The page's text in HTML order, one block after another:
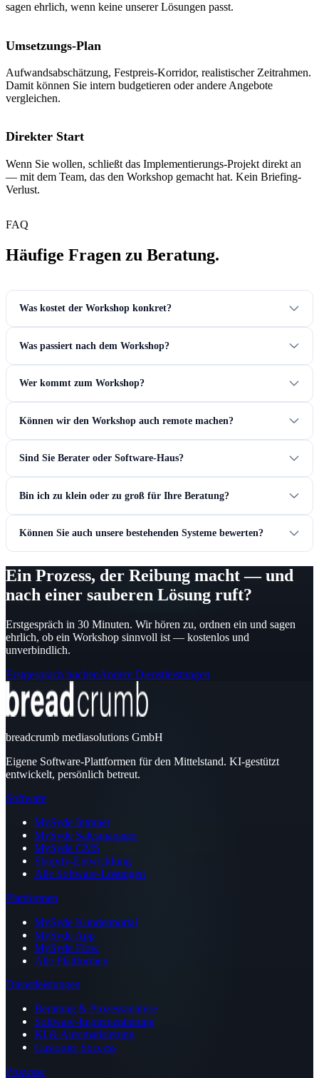
sagen ehrlich, wenn keine unserer Lösungen passt.
Umsetzungs-Plan
Aufwandsabschätzung, Festpreis-Korridor, realistischer Zeitrahmen.
Damit können Sie intern budgetieren oder andere Angebote
vergleichen.
Direkter Start
Wenn Sie wollen, schließt das Implementierungs-Projekt direkt an
— mit dem Team, das den Workshop gemacht hat. Kein Briefing-
Verlust.
FAQ
Häufige Fragen zu Beratung.
Was kostet der Workshop konkret?
Was passiert nach dem Workshop?
Wer kommt zum Workshop?
Können wir den Workshop auch remote machen?
Sind Sie Berater oder Software-Haus?
Bin ich zu klein oder zu groß für Ihre Beratung?
Können Sie auch unsere bestehenden Systeme bewerten?
Ein Prozess, der Reibung macht — und
nach einer sauberen Lösung ruft?
Erstgespräch in 30 Minuten. Wir hören zu, ordnen ein und sagen
ehrlich, ob ein Workshop sinnvoll ist — kostenlos und
unverbindlich.
Erstgespräch buchenAndere Dienstleistungen
breadcrumb mediasolutions GmbH
Eigene Software-Plattformen für den Mittelstand. KI-gestützt
entwickelt, persönlich betreut.
Software
MySyde Intranet
MySyde Salesmanager
MySyde CMS
Shopify-Entwicklung
Alle Software-Lösungen
Plattformen
MySyde Kundenportal
MySyde App
MySyde Flow
Alle Plattformen
Dienstleistungen
Beratung & Prozessanalyse
Software-Implementierung
KI & Automatisierung
Customer Success
Prozesse